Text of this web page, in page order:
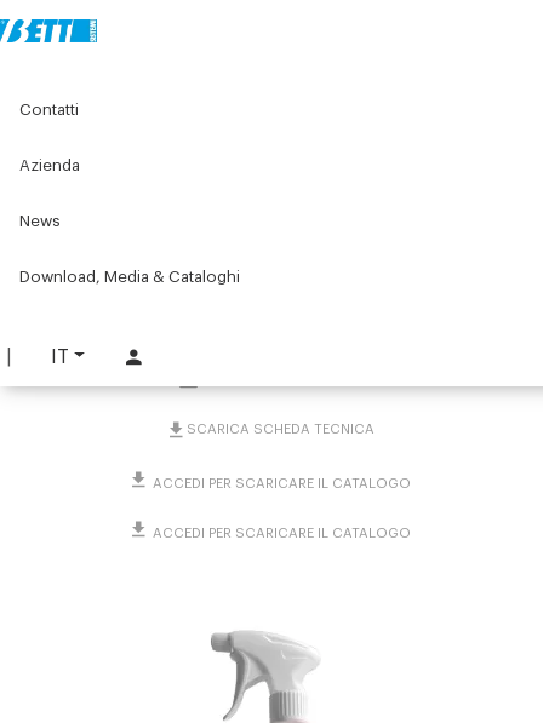
IT
Contatti
Azienda
News
Download, Media & Cataloghi
Accessori per la pulizia
ROBOCLEAN detergente
SCARICA SCHEDA TECNICA
ACCEDI PER SCARICARE IL CATALOGO
ACCEDI PER SCARICARE IL CATALOGO